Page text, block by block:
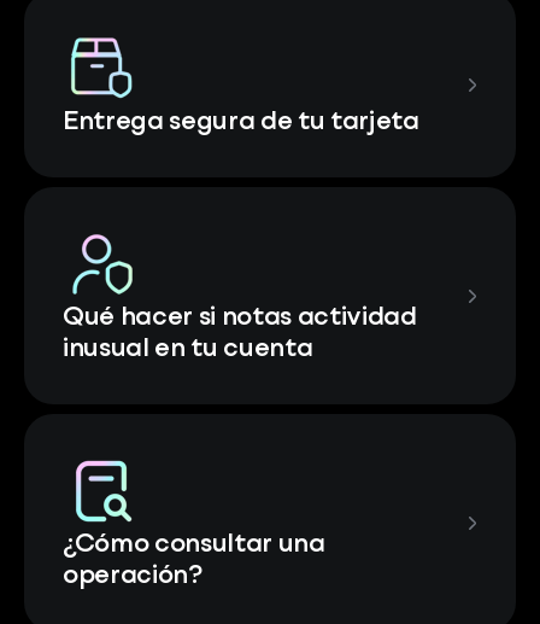
Entrega segura de tu tarjeta
Qué hacer si notas actividad
inusual en tu cuenta
¿Cómo consultar una
operación?